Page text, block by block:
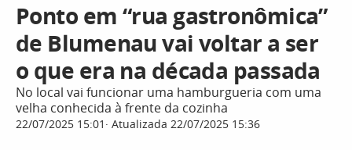
Ponto em “rua gastronômica”
de Blumenau vai voltar a ser
o que era na década passada
No local vai funcionar uma hamburgueria com uma
velha conhecida à frente da cozinha
22/07/2025 15:01 Atualizada 22/07/2025 15:36